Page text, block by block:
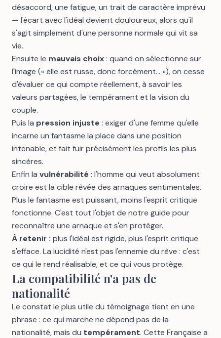
désaccord, une fatigue, un trait de caractère imprévu
— l'écart avec l'idéal devient douloureux, alors qu'il
s'agit simplement d'une personne normale qui vit sa
vie.
Ensuite le mauvais choix: quand on sélectionne sur
l'image (« elle est russe, donc forcément… »), on cesse
d'évaluer ce qui compte réellement, à savoir les
valeurs partagées, le tempérament et la vision du
couple.
Puis la pression injuste : exiger d'une femme qu'elle
incarne un fantasme la place dans une position
intenable, et fait fuir précisément les profils les plus
sincères.
Enfin la vulnérabilité : l'homme qui veut absolument
croire est la cible rêvée des arnaques sentimentales.
Plus le fantasme est puissant, moins l'esprit critique
fonctionne. C'est tout l'objet de notre guide pour
reconnaître une arnaque et s'en protéger.
À retenir : plus l'idéal est rigide, plus l'esprit critique
s'efface. La lucidité n'est pas l'ennemie du rêve : c'est
ce qui le rend réalisable, et ce qui vous protège.
La compatibilité n'a pas de
nationalité
Le constat le plus utile du témoignage tient en une
phrase : ce qui marche ne dépend pas de la
nationalité, mais du tempérament. Cette Française a